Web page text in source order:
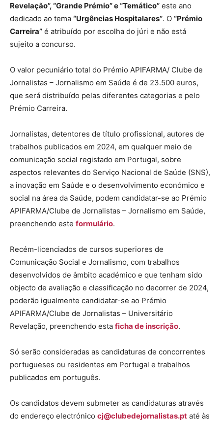
Revelação”, “Grande Prémio” e “Temático” este ano
dedicado ao tema “Urgências Hospitalares”. O “Prémio
Carreira” é atribuído por escolha do júri e não está
sujeito a concurso.
O valor pecuniário total do Prémio APIFARMA/ Clube de
Jornalistas – Jornalismo em Saúde é de 23.500 euros,
que será distribuído pelas diferentes categorias e pelo
Prémio Carreira.
Jornalistas, detentores de título profissional, autores de
trabalhos publicados em 2024, em qualquer meio de
comunicação social registado em Portugal, sobre
aspectos relevantes do Serviço Nacional de Saúde (SNS),
a inovação em Saúde e o desenvolvimento económico e
social na área da Saúde, podem candidatar-se ao Prémio
APIFARMA/Clube de Jornalistas – Jornalismo em Saúde,
preenchendo este formulário.
Recém-licenciados de cursos superiores de
Comunicação Social e Jornalismo, com trabalhos
desenvolvidos de âmbito académico e que tenham sido
objecto de avaliação e classificação no decorrer de 2024,
poderão igualmente candidatar-se ao Prémio
APIFARMA/Clube de Jornalistas – Universitário
Revelação, preenchendo esta ficha de inscrição.
Só serão consideradas as candidaturas de concorrentes
portugueses ou residentes em Portugal e trabalhos
publicados em português.
Os candidatos devem submeter as candidaturas através
do endereço electrónico cj@clubedejornalistas.pt até às